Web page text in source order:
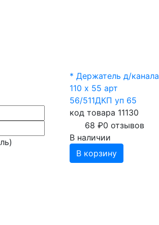
* Держатель д/канала
110 х 55 арт
56/511ДКП уп 65
код товара 11130
68 ₽0 отзывов
В наличии
В корзину